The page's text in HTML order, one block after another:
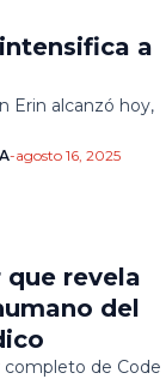
a
Erin alcanzó hoy,
-agosto 16, 2025
que revela
del
completo de Code